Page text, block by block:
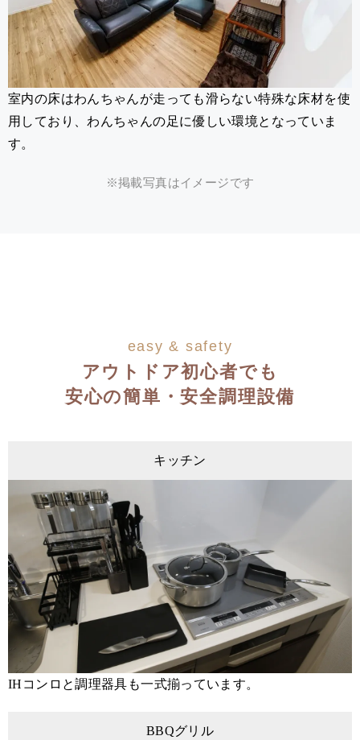
室内の床はわんちゃんが走っても滑らない特殊な床材を使
用しており、わんちゃんの足に優しい環境となっていま
す。
※掲載写真はイメージです
easy & safety
アウトドア初心者でも
安心の簡単・安全調理設備
キッチン
IHコンロと調理器具も一式揃っています。
BBQグリル